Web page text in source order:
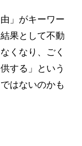
」がキーワー
果として不動
くなり、ごく
する」という
はないのかも